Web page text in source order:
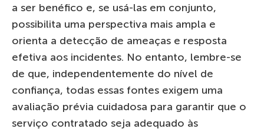
a ser benéfico e, se usá-las em conjunto,
possibilita uma perspectiva mais ampla e
orienta a detecção de ameaças e resposta
efetiva aos incidentes. No entanto, lembre-se
de que, independentemente do nível de
confiança, todas essas fontes exigem uma
avaliação prévia cuidadosa para garantir que o
serviço contratado seja adequado às